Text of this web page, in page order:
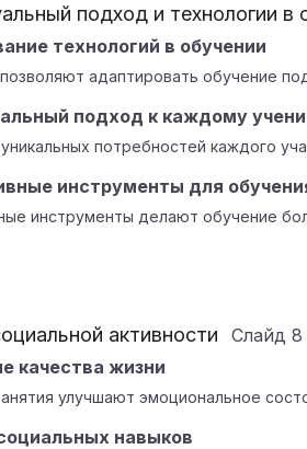
подход и технологии в
технологий в обучении
адаптировать обучение
подход к каждому
потребностей каждого
инструменты для
инструменты делают обучение
активности Слайд 8
качества жизни
улучшают эмоциональное
навыков